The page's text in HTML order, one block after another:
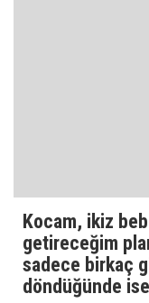
Kocam, ikiz
getireceğim
sadece birkaç
döndüğünde